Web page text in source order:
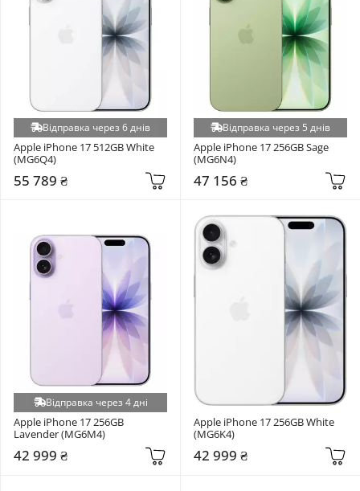
Відправка через 6 днів
Apple iPhone 17 512GB White
(MG6Q4)
55 789 ₴
Відправка через 5 днів
Apple iPhone 17 256GB Sage
(MG6N4)
47 156 ₴
Відправка через 4 дні
Apple iPhone 17 256GB
Lavender (MG6M4)
42 999 ₴
Apple iPhone 17 256GB White
(MG6K4)
42 999 ₴